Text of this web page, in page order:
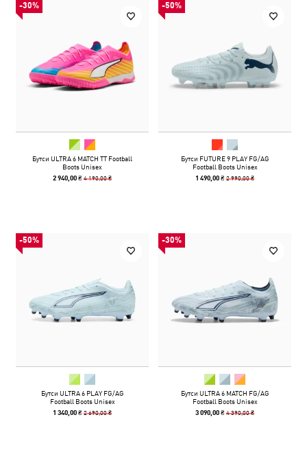
-30%
Бутси ULTRA 6 MATCH TT Football
Boots Unisex
2 940,00 ₴4 190,00 ₴
-50%
Бутси FUTURE 9 PLAY FG/AG
Football Boots Unisex
1 490,00 ₴2 990,00 ₴
-50%
Бутси ULTRA 6 PLAY FG/AG
Football Boots Unisex
1 340,00 ₴2 690,00 ₴
-30%
Бутси ULTRA 6 MATCH FG/AG
Football Boots Unisex
3 090,00 ₴4 390,00 ₴